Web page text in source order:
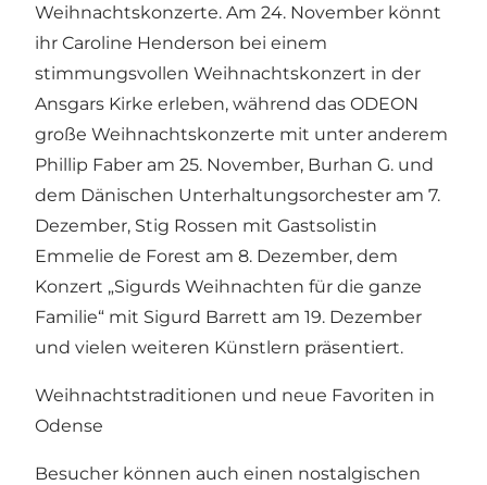
Weihnachtskonzerte. Am 24. November könnt
ihr Caroline Henderson bei einem
stimmungsvollen Weihnachtskonzert in der
Ansgars Kirke erleben, während das ODEON
große Weihnachtskonzerte mit unter anderem
Phillip Faber am 25. November, Burhan G. und
dem Dänischen Unterhaltungsorchester am 7.
Dezember, Stig Rossen mit Gastsolistin
Emmelie de Forest am 8. Dezember, dem
Konzert „Sigurds Weihnachten für die ganze
Familie“ mit Sigurd Barrett am 19. Dezember
und vielen weiteren Künstlern präsentiert.
Weihnachtstraditionen und neue Favoriten in
Odense
Besucher können auch einen nostalgischen